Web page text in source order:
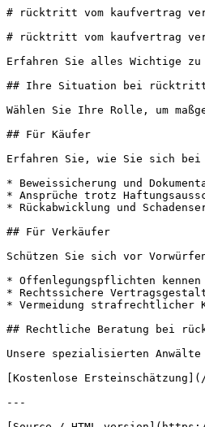
# rücktritt vom kaufvertrag
# rücktritt vom kaufvertrag
Erfahren Sie alles Wichtige
## Ihre Situation bei rücktritt
Wählen Sie Ihre Rolle, um
## Für Käufer
Erfahren Sie, wie Sie sich bei
* Beweissicherung und
* Ansprüche trotz
* Rückabwicklung und
## Für Verkäufer
Schützen Sie sich vor
* Offenlegungspflichten kennen
* Rechtssichere
* Vermeidung strafrechtlicher
## Rechtliche Beratung bei
Unsere spezialisierten
[Kostenlose
---